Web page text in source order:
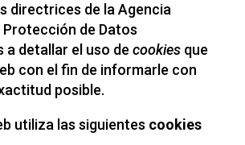
directrices de la Agencia
Protección de Datos
a detallar el uso de cookiesque
con el fin de informarle con
posible.
utiliza las siguientes cookies